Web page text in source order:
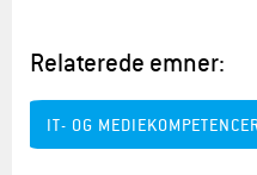
Relaterede emner:
IT- OG